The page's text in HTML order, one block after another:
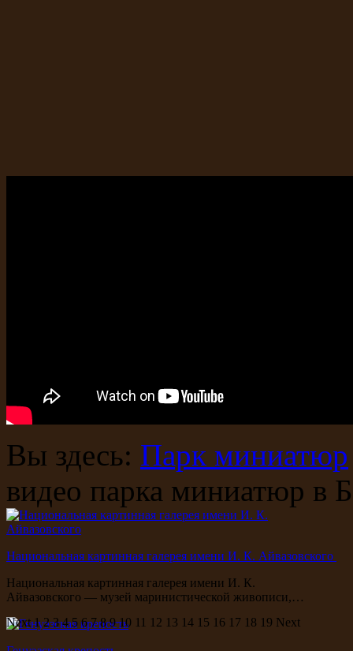
Вы здесь: Парк миниатюр
видео парка миниатюр в
Национальная картинная галерея имени И. К. Айвазовского
Национальная картинная галерея имени И. К.
Айвазовского — музей маринистической живописи,…
Next12345678910 11 12 13 14 15 16 17 18 19 Next